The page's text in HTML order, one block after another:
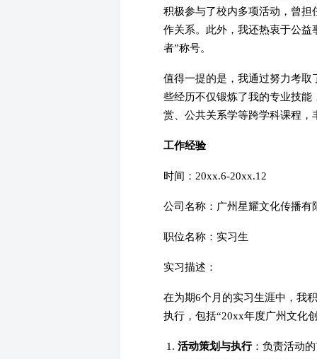
积极参与了校内多项活动，曾
作关系。此外，我还热衷于公
者”称号。
值得一提的是，我通过努力考
些经历不仅锻炼了我的专业技
赏、公共关系学等跨学科课程
工作经验
时间：20xx.6-20xx.12
公司名称：广州星耀文化传播有
职位名称：实习生
实习描述：
在为期6个月的实习生涯中，我
执行，包括“20xx年度广州文化
活动策划与执行：负责活动